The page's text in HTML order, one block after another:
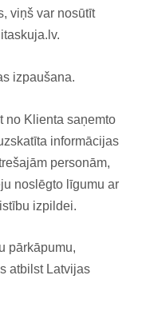
viņš var nosūtīt
izpaušana.
no Klienta saņemto
informācijas
personām,
noslēgto līgumu ar
izpildei.
pārkāpumu,
atbilst Latvijas